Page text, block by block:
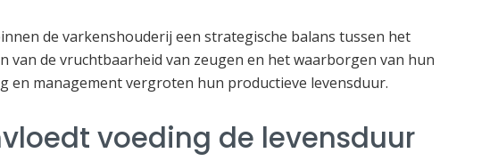
de varkenshouderij een strategische balans tussen het
van de vruchtbaarheid van zeugen en het waarborgen van hun
en management vergroten hun productieve levensduur.
voeding de levensduur